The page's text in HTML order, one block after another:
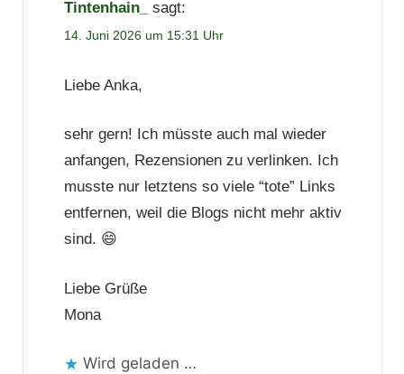
Tintenhain_ sagt:
14. Juni 2026 um 15:31 Uhr
Liebe Anka,
sehr gern! Ich müsste auch mal wieder
anfangen, Rezensionen zu verlinken. Ich
musste nur letztens so viele “tote” Links
entfernen, weil die Blogs nicht mehr aktiv
sind. 😄
Liebe Grüße
Mona
Wird geladen …